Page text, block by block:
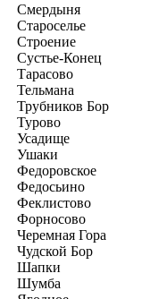
Смердыня
Староселье
Строение
Сустье-Конец
Тарасово
Тельмана
Трубников Бор
Турово
Усадище
Ушаки
Федоровское
Федосьино
Феклистово
Форносово
Черемная Гора
Чудской Бор
Шапки
Шумба